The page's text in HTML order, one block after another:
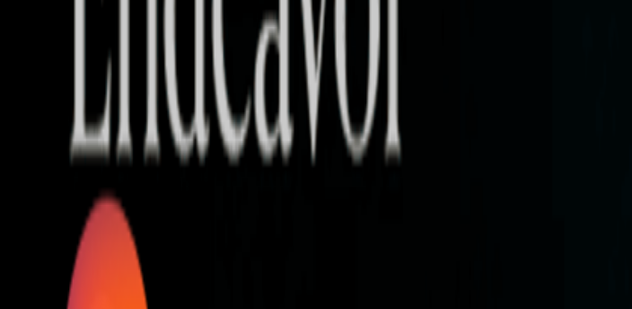
Who we are
AT PARTNERSが提供するファンド・オブ・ファンズを活用した
オープンイノベーション活動のフロー
詳しく見る
AT PARTNERS3つの強み